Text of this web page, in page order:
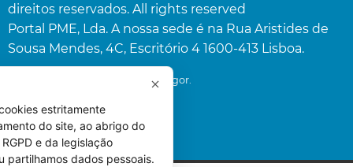
direitos reservados. All rights reserved
Portal PME, Lda. A nossa sede é na Rua Aristides de
Sousa Mendes, 4C, Escritório 4 1600-413 Lisboa.
* Acresce o IVA à taxa legal em vigor.
estritamente
do site, ao abrigo do
e da legislação
partilhamos dados pessoais.